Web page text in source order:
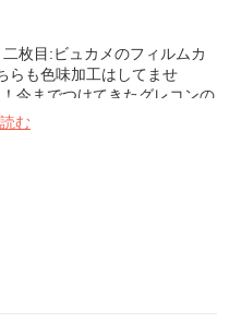
枚目:ビュカメのフィルムカ
らも色味加工はしてませ
今までつけてきたグレコンの
、きれーにグレーど真ん中っ
を合わせるとつよつよな女の
優秀グレーです！！友だち
」とお褒めいただきました
のがとってもお気に入りです
などの光源の近くで撮ると
かわいさが出るところが気に
む